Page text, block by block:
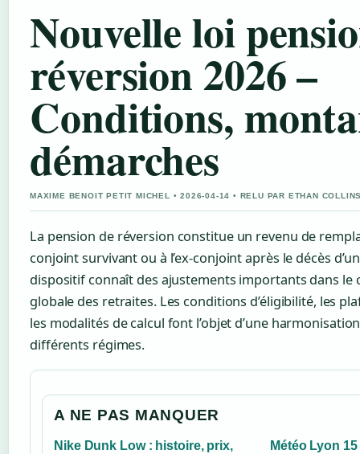
Nouvelle loi
réversion 2026 –
Conditions,
démarches
MAXIME BENOIT PETIT MICHEL • 2026-04-14 • RELU PAR ETHAN
La pension de réversion constitue un revenu de
conjoint survivant ou à l’ex-conjoint après le décès
dispositif connaît des ajustements importants dans le
globale des retraites. Les conditions d’éligibilité, les
les modalités de calcul font l’objet d’une
différents régimes.
A NE PAS MANQUER
Nike Dunk Low : histoire, prix,
Météo Lyon